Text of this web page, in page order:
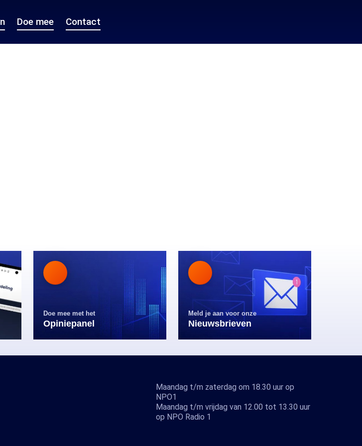
Doe mee Contact
Doe mee met het
Opiniepanel
Meld je aan voor onze
Nieuwsbrieven
Maandag t/m zaterdag om 18.30 uur op
NPO1
Maandag t/m vrijdag van 12.00 tot 13.30 uur
op NPO Radio 1